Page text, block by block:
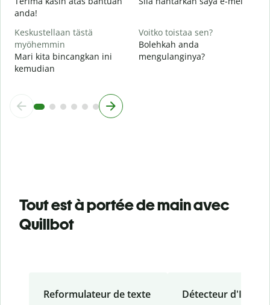
anda!
Keskustellaan tästä
myöhemmin
Mari kita bincangkan ini
kemudian
Voitko toistaa sen?
Bolehkah anda
mengulanginya?
Tout est à portée de main avec
Quillbot
Reformulateur de texte Détecteur d'IA